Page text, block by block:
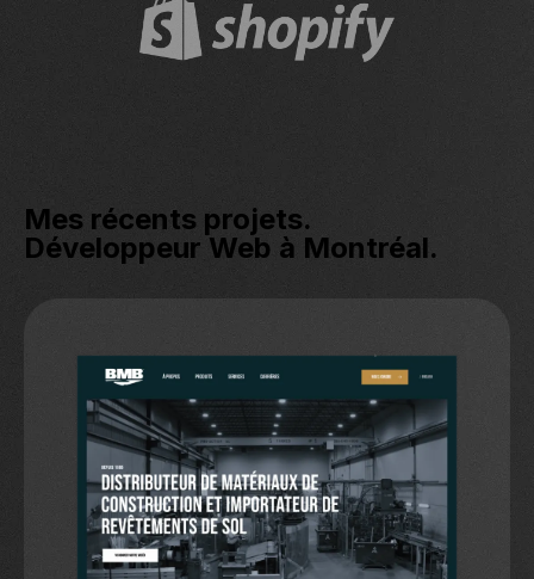
Mes récents projets.
Développeur Web à Montréal.